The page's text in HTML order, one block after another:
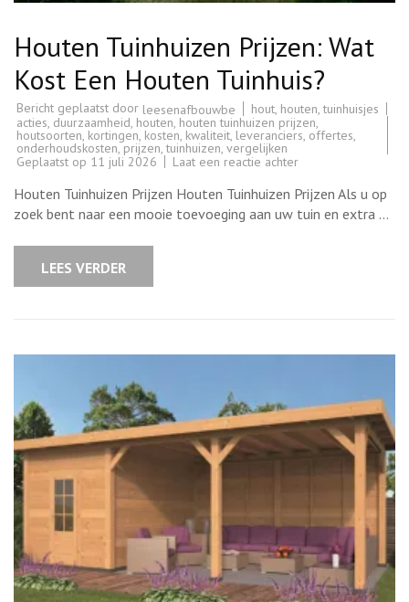
Houten Tuinhuizen Prijzen: Wat
Kost Een Houten Tuinhuis?
Bericht geplaatst door leesenafbouwbe hout, houten,tuinhuisjes
acties, duurzaamheid, houten, houten tuinhuizen prijzen,
houtsoorten, kortingen, kosten, kwaliteit, leveranciers, offertes,
onderhoudskosten,prijzen,tuinhuizen, vergelijken
Geplaatst op 11 juli 2026 Laat een reactie achterop
Tuinhuizen
Prijzen:
Wat
Kost
Houten Tuinhuizen Prijzen Houten Tuinhuizen Prijzen Als u op
zoek bent naar een mooie toevoeging aan uw tuin en extra …
LEES VERDER